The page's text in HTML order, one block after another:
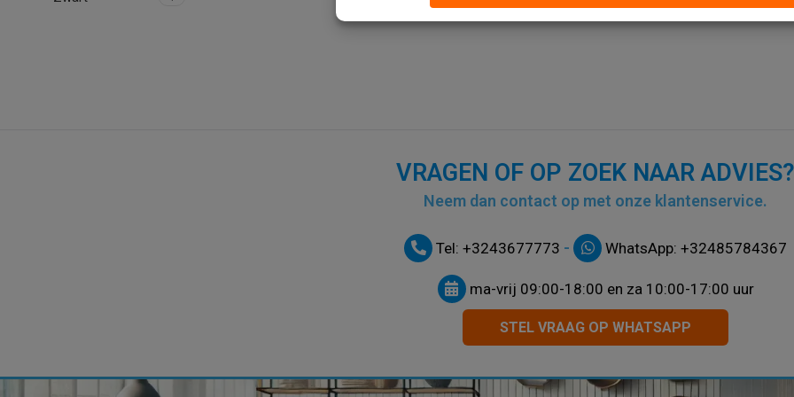
VRAGEN OF OP ZOEK NAAR ADVIES?
Neem dan contact op met onze klantenservice.
Tel: +3243677773 - WhatsApp: +32485784367
ma-vrij 09:00-18:00 en za 10:00-17:00 uur
STEL VRAAG OP WHATSAPP